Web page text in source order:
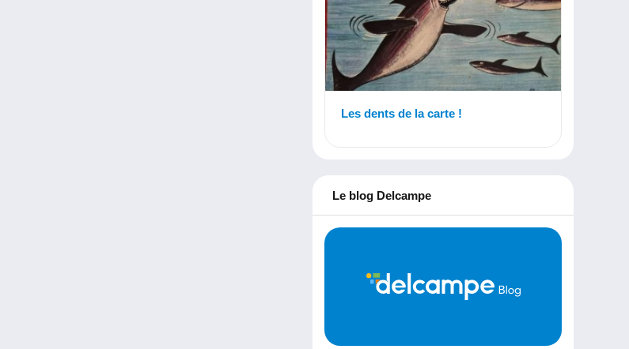
Les dents de la carte !
Le blog Delcampe